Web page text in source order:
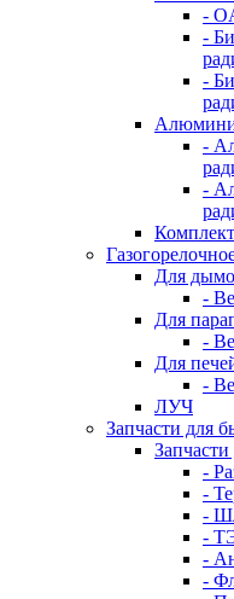
-
-
-
-
-
Для
-
Для
-
Для
-
ЛУЧ
Запчасти для
Запчасти
-
-
-
-
-
-